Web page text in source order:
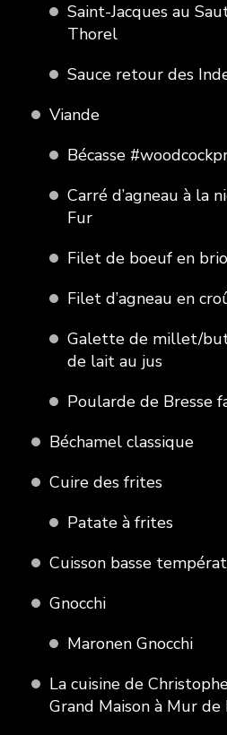
Saint-Jacques au
Thorel
Sauce retour des
Viande
Bécasse
Carré d’agneau à la
Fur
Filet de boeuf en
Filet d’agneau en
Galette de millet/
de lait au jus
Poularde de Bresse
Béchamel classique
Cuire des frites
Patate à frites
Cuisson basse
Gnocchi
Maronen Gnocchi
La cuisine de
Grand Maison à Mur